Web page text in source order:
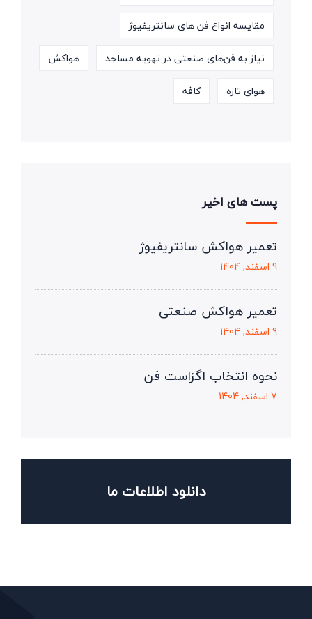
مقایسه انواع فن های سانتریفیوژ
نیاز به فن‌های صنعتی در تهویه مساجد
هواکش
هوای تازه
کافه
پست های اخیر
تعمیر هواکش سانتریفیوژ
9 اسفند, 1404
تعمیر هواکش صنعتی
9 اسفند, 1404
نحوه انتخاب اگزاست فن
7 اسفند, 1404
دانلود اطلاعات ما